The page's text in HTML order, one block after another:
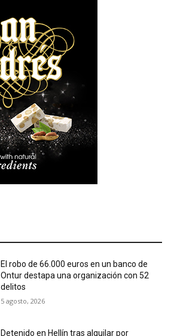
El robo de 66.000 euros en un banco de
Ontur destapa una organización con 52
delitos
5 agosto, 2026
Detenido en Hellín tras alquilar por